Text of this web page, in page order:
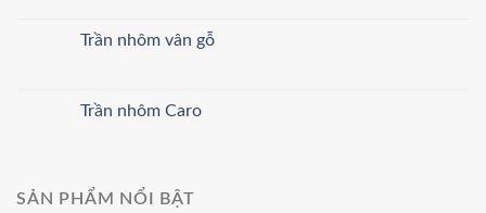
Trần nhôm vân gỗ
Trần nhôm Caro
SẢN PHẨM NỔI BẬT